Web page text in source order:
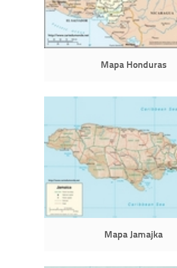
Mapa Honduras
Mapa Jamajka